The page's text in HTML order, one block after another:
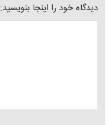
دیدگاه خود را اینجا بنویسید: